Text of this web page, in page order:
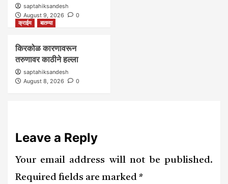
saptahiksandesh
August 9, 2026
0
क्राईम
बातम्या
किरकोळ कारणावरून
तरुणावर काठीने हल्ला
saptahiksandesh
August 8, 2026
0
Leave a Reply
Your email address will not be published.
Required fields are marked *